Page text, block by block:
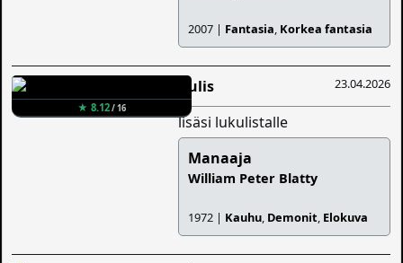
2007 | Fantasia, Korkea fantasia
★ 8.12/ 16
23.04.2026
Aulis
lisäsi lukulistalle
Manaaja
William Peter Blatty
1972 | Kauhu, Demonit, Elokuva